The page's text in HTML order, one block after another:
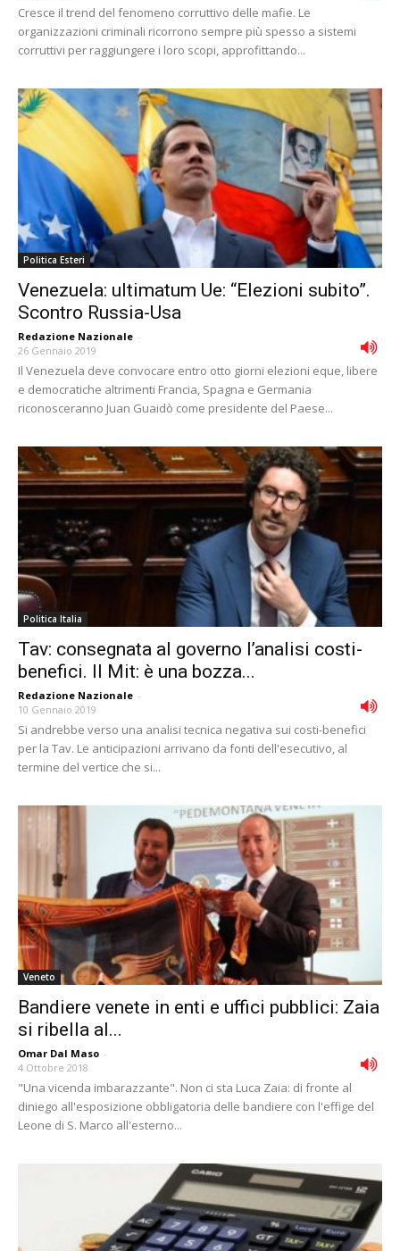
Cresce il trend del fenomeno corruttivo delle mafie. Le
organizzazioni criminali ricorrono sempre più spesso a sistemi
corruttivi per raggiungere i loro scopi, approfittando...
Politica Esteri
Venezuela: ultimatum Ue: “Elezioni subito”.
Scontro Russia-Usa
Redazione Nazionale -
26 Gennaio 2019
Il Venezuela deve convocare entro otto giorni elezioni eque, libere
e democratiche altrimenti Francia, Spagna e Germania
riconosceranno Juan Guaidò come presidente del Paese...
Politica Italia
Tav: consegnata al governo l’analisi costi-
benefici. Il Mit: è una bozza...
Redazione Nazionale -
10 Gennaio 2019
Si andrebbe verso una analisi tecnica negativa sui costi-benefici
per la Tav. Le anticipazioni arrivano da fonti dell'esecutivo, al
termine del vertice che si...
Veneto
Bandiere venete in enti e uffici pubblici: Zaia
si ribella al...
Omar Dal Maso -
4 Ottobre 2018
"Una vicenda imbarazzante". Non ci sta Luca Zaia: di fronte al
diniego all'esposizione obbligatoria delle bandiere con l'effige del
Leone di S. Marco all'esterno...